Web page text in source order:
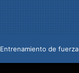
Entrenamiento de fuerza